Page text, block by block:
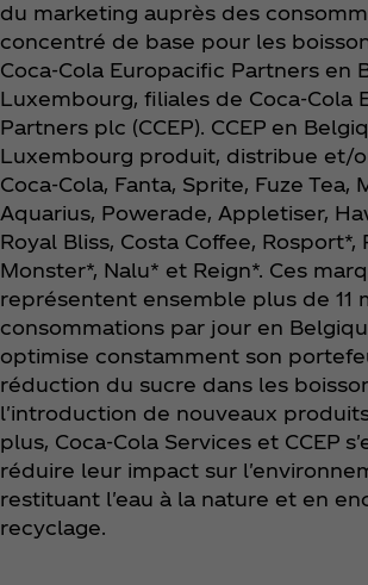
du marketing auprès des
concentré de base pour les
Coca‑Cola Europacific Partners en
Luxembourg, filiales de Coca‑Cola
Partners plc (CCEP). CCEP en
Luxembourg produit, distribue et/
Coca‑Cola, Fanta, Sprite, Fuze Tea,
Aquarius, Powerade, Appletiser,
Royal Bliss, Costa Coffee, Rosport*,
Monster*, Nalu* et Reign*. Ces
représentent ensemble plus de 11
consommations par jour en
optimise constamment son
réduction du sucre dans les
l'introduction de nouveaux
plus, Coca‑Cola Services et CCEP
réduire leur impact sur
restituant l'eau à la nature et en
recyclage.